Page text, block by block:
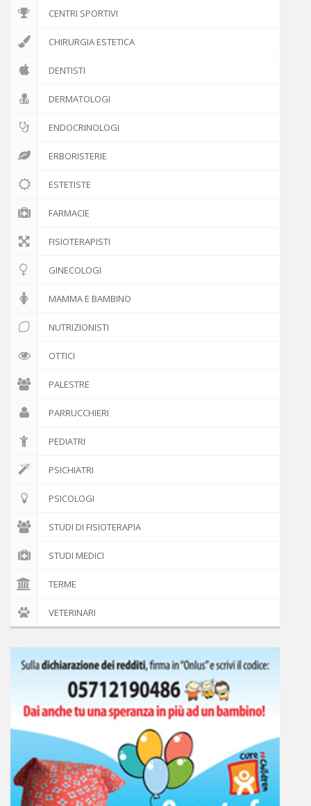
COOKIE POLICY
CENTRI SPORTIVI
CHIRURGIA ESTETICA
DENTISTI
DERMATOLOGI
ENDOCRINOLOGI
ERBORISTERIE
ESTETISTE
FARMACIE
FISIOTERAPISTI
GINECOLOGI
MAMMA E BAMBINO
NUTRIZIONISTI
OTTICI
PALESTRE
PARRUCCHIERI
PEDIATRI
PSICHIATRI
PSICOLOGI
STUDI DI FISIOTERAPIA
STUDI MEDICI
TERME
VETERINARI